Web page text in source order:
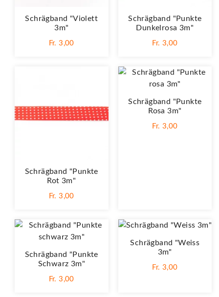
Schrägband "Violett
3m"
Fr. 3,00
Schrägband "Punkte
Dunkelrosa 3m"
Fr. 3,00
Schrägband "Punkte
Rot 3m"
Fr. 3,00
Schrägband "Punkte
Rosa 3m"
Fr. 3,00
Schrägband "Punkte
Schwarz 3m"
Fr. 3,00
Schrägband "Weiss
3m"
Fr. 3,00